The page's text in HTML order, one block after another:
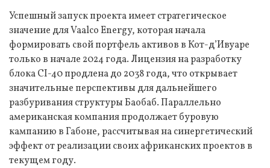
Успешный запуск проекта имеет стратегическое
значение для Vaalco Energy, которая начала
формировать свой портфель активов в Кот-д’Ивуаре
только в начале 2024 года. Лицензия на разработку
блока CI-40 продлена до 2038 года, что открывает
значительные перспективы для дальнейшего
разбуривания структуры Баобаб. Параллельно
американская компания продолжает буровую
кампанию в Габоне, рассчитывая на синергетический
эффект от реализации своих африканских проектов в
текущем году.